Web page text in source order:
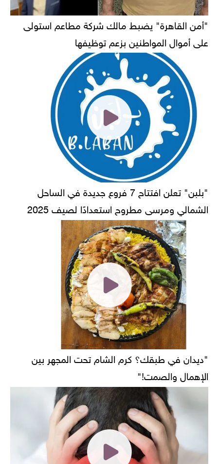
"أمن القاهرة" يضبط مالك شركة مطاعم استولى
على أموال المواطنين بزعم توظيفها
"بلبن" تعلن افتتاح 7 فروع جديدة في الساحل
الشمالي ومرسى مطروح استعدادًا لصيف 2025
"ديدان في طبقك؟ كرم الشام تحت المجهر بين
الإهمال والصمت!"